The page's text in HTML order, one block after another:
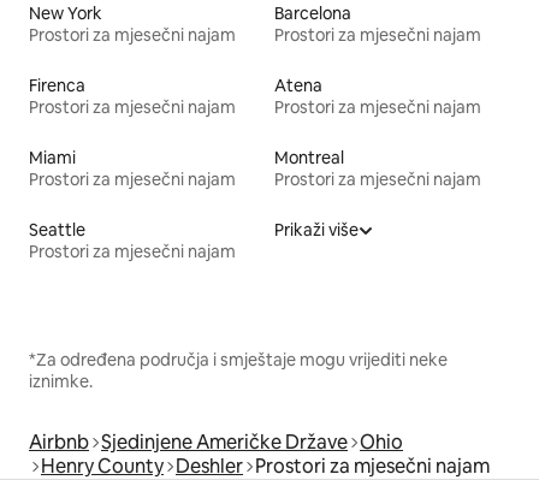
New York
Prostori za mjesečni najam
Barcelona
Prostori za mjesečni najam
Firenca
Prostori za mjesečni najam
Atena
Prostori za mjesečni najam
Miami
Prostori za mjesečni najam
Montreal
Prostori za mjesečni najam
Seattle
Prostori za mjesečni najam
Prikaži više
*Za određena područja i smještaje mogu vrijediti neke
iznimke.
Airbnb Sjedinjene Američke Države Ohio
Henry County Deshler Prostori za mjesečni najam